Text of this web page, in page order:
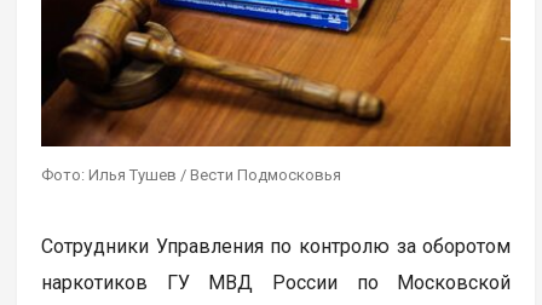
Фото: Илья Тушев / Вести Подмосковья
Сотрудники Управления по контролю за оборотом
наркотиков ГУ МВД России по Московской